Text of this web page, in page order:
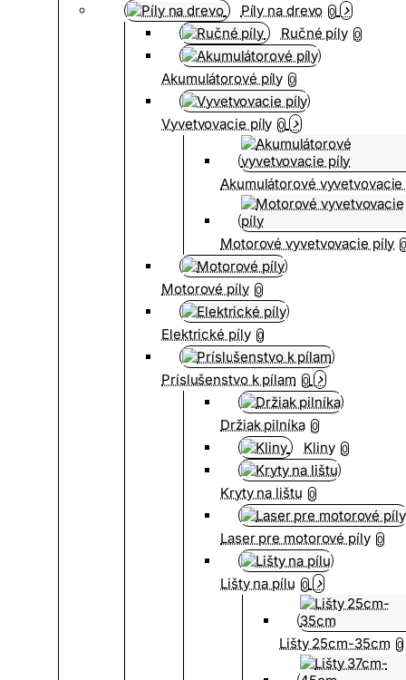
Píly na drevo 0
Ručné píly 0
Akumulátorové píly 0
Vyvetvovacie píly 0
Akumulátorové
Motorové vyvetvovacie píly
Motorové píly 0
Elektrické píly 0
Príslušenstvo k pílam 0
Držiak pilníka 0
Kliny 0
Kryty na lištu 0
Laser pre motorové píly 0
Lišty na pílu 0
Lišty 25cm-35cm 0